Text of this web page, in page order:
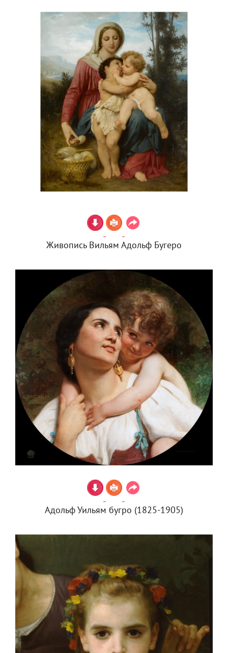
Живопись Вильям Адольф Бугеро
Адольф Уильям бугро (1825-1905)